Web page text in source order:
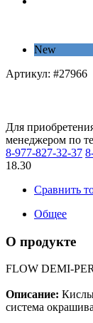
New
Артикул: #27966
Для
менеджером по
8-977-827-32-37
18.30
Сравнить
Общее
О продукте
FLOW DEMI-
Описание:
система